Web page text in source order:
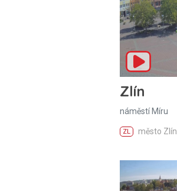
Zlín
náměstí Míru
ZL město Zlín